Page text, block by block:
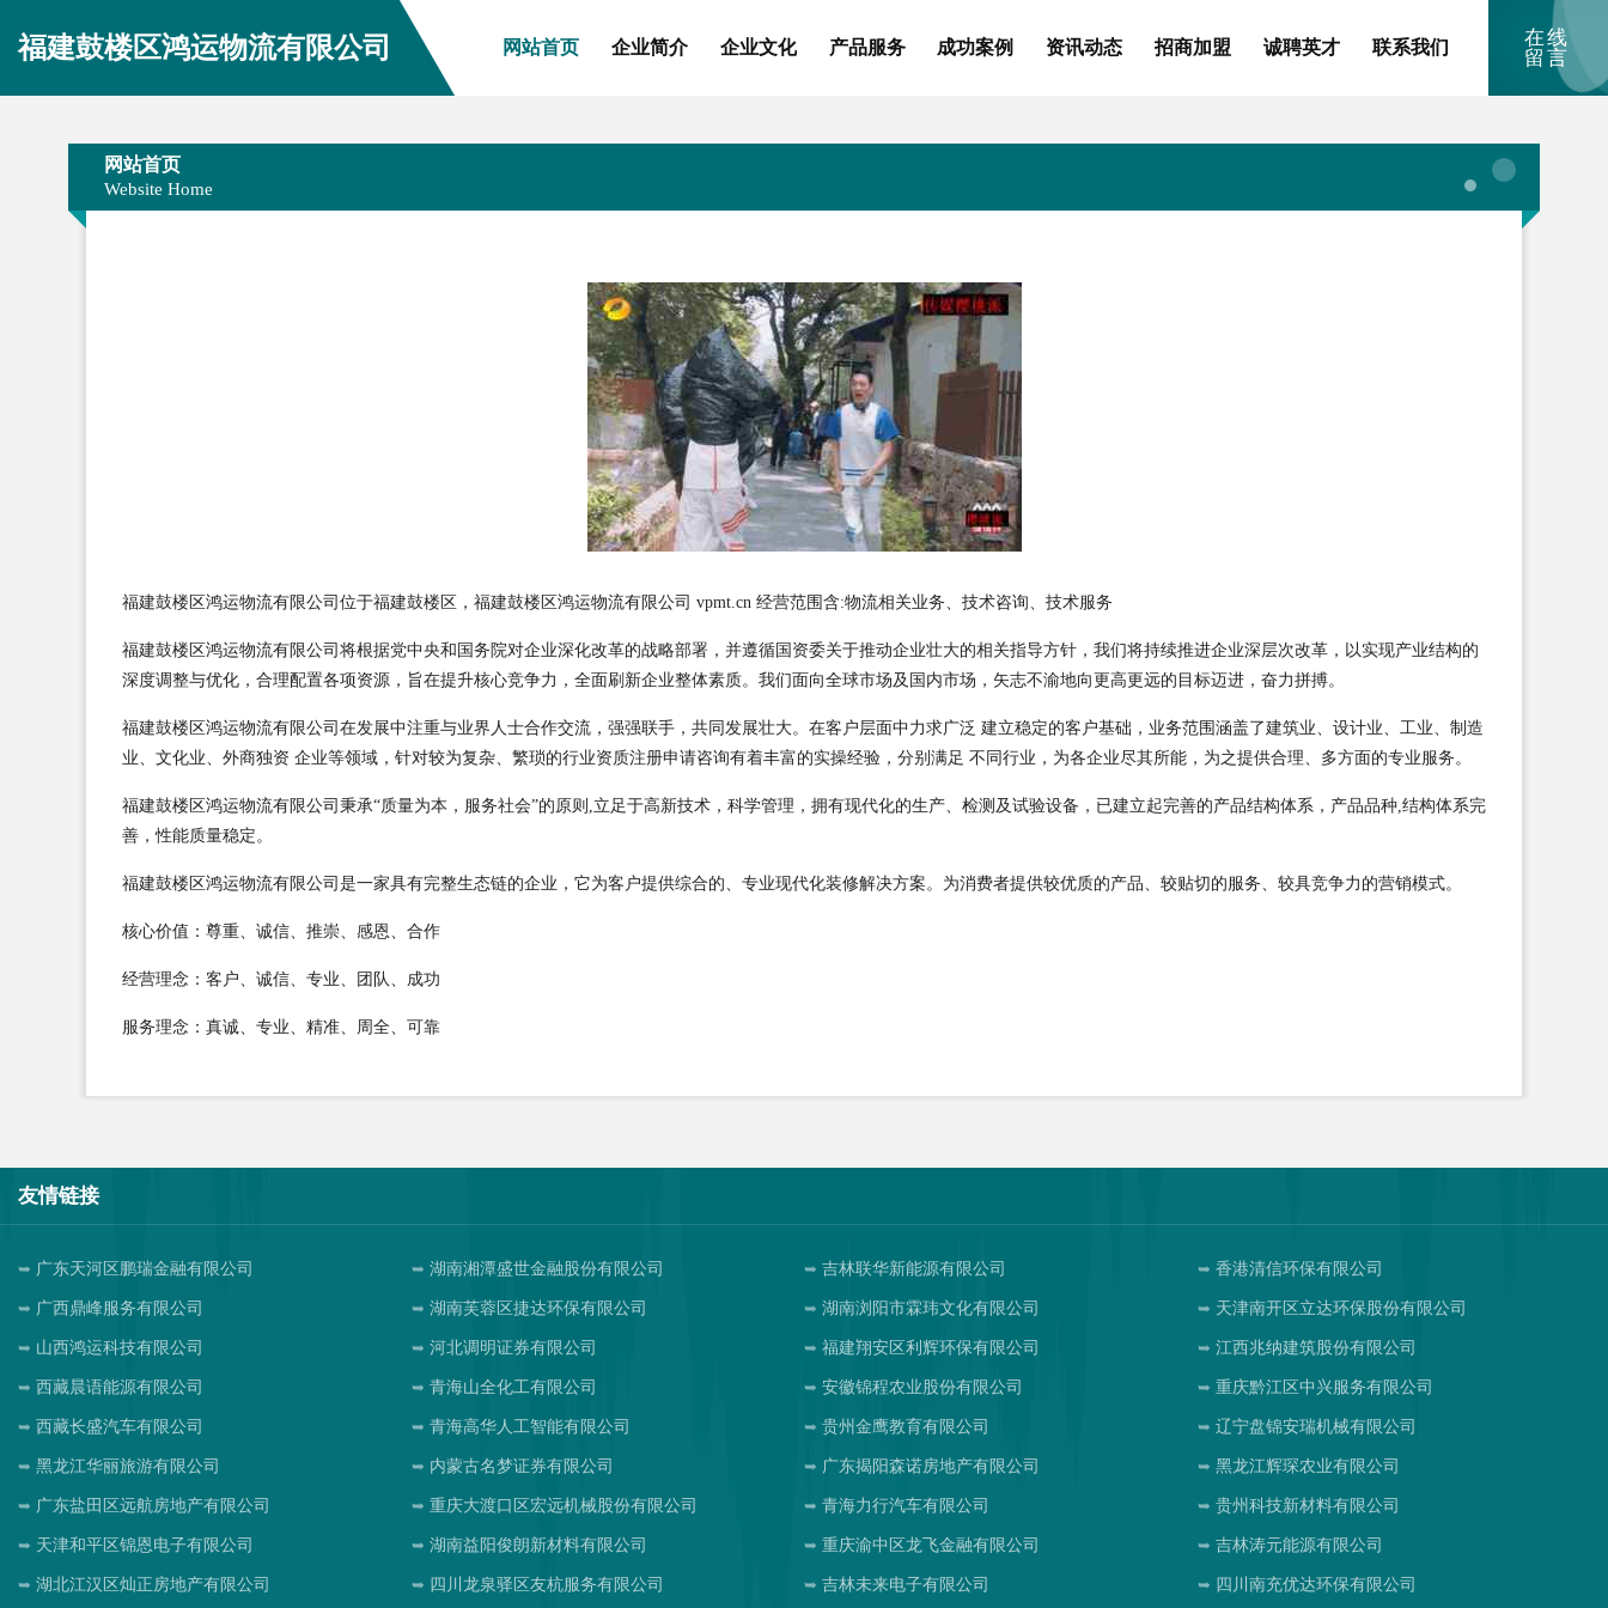
福建鼓楼区鸿运物流有限公司 网站首页 企业简介 企业文化 产品服务 成功案例 资讯动态 招商加盟 诚聘英才 联系我们
在线
留言
网站首页
Website Home
福建鼓楼区鸿运物流有限公司位于福建鼓楼区，福建鼓楼区鸿运物流有限公司 vpmt.cn 经营范围含:物流相关业务、技术咨询、技术服务
福建鼓楼区鸿运物流有限公司将根据党中央和国务院对企业深化改革的战略部署，并遵循国资委关于推动企业壮大的相关指导方针，我们将持续推进企业深层次改革，以实现产业结构的
深度调整与优化，合理配置各项资源，旨在提升核心竞争力，全面刷新企业整体素质。我们面向全球市场及国内市场，矢志不渝地向更高更远的目标迈进，奋力拼搏。
福建鼓楼区鸿运物流有限公司在发展中注重与业界人士合作交流，强强联手，共同发展壮大。在客户层面中力求广泛 建立稳定的客户基础，业务范围涵盖了建筑业、设计业、工业、制造
业、文化业、外商独资 企业等领域，针对较为复杂、繁琐的行业资质注册申请咨询有着丰富的实操经验，分别满足 不同行业，为各企业尽其所能，为之提供合理、多方面的专业服务。
福建鼓楼区鸿运物流有限公司秉承“质量为本，服务社会”的原则,立足于高新技术，科学管理，拥有现代化的生产、检测及试验设备，已建立起完善的产品结构体系，产品品种,结构体系完
善，性能质量稳定。
福建鼓楼区鸿运物流有限公司是一家具有完整生态链的企业，它为客户提供综合的、专业现代化装修解决方案。为消费者提供较优质的产品、较贴切的服务、较具竞争力的营销模式。
核心价值：尊重、诚信、推崇、感恩、合作
经营理念：客户、诚信、专业、团队、成功
服务理念：真诚、专业、精准、周全、可靠
友情链接
广东天河区鹏瑞金融有限公司 湖南湘潭盛世金融股份有限公司 吉林联华新能源有限公司 香港清信环保有限公司
广西鼎峰服务有限公司 湖南芙蓉区捷达环保有限公司 湖南浏阳市霖玮文化有限公司 天津南开区立达环保股份有限公司
山西鸿运科技有限公司 河北调明证券有限公司 福建翔安区利辉环保有限公司 江西兆纳建筑股份有限公司
西藏晨语能源有限公司 青海山全化工有限公司 安徽锦程农业股份有限公司 重庆黔江区中兴服务有限公司
西藏长盛汽车有限公司 青海高华人工智能有限公司 贵州金鹰教育有限公司 辽宁盘锦安瑞机械有限公司
黑龙江华丽旅游有限公司 内蒙古名梦证券有限公司 广东揭阳森诺房地产有限公司 黑龙江辉琛农业有限公司
广东盐田区远航房地产有限公司 重庆大渡口区宏远机械股份有限公司 青海力行汽车有限公司 贵州科技新材料有限公司
天津和平区锦恩电子有限公司 湖南益阳俊朗新材料有限公司 重庆渝中区龙飞金融有限公司 吉林涛元能源有限公司
湖北江汉区灿正房地产有限公司 四川龙泉驿区友杭服务有限公司 吉林未来电子有限公司 四川南充优达环保有限公司